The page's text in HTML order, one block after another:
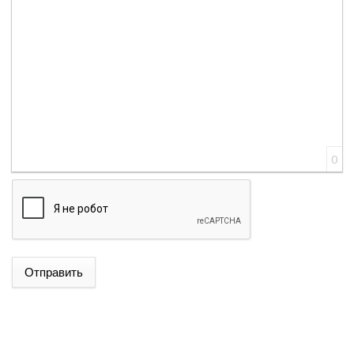
0
Отправить
ԱԴՐԲԵՋԱՆԻ ԱԳ ՆԱԽԱՐԱՐ ՋԵՅՀՈՒՆ ԲԱՅՐԱՄՈՎԸ